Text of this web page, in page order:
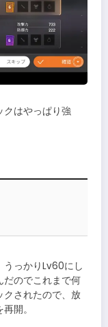
クはやっぱり強
うっかりLv60にし
だのでこれまで何
クされたので、放
開。